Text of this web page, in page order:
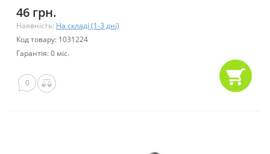
46 грн.
Наявність: На складі (1-3 дні)
Код товару: 1031224
Гарантія: 0 міс.
0